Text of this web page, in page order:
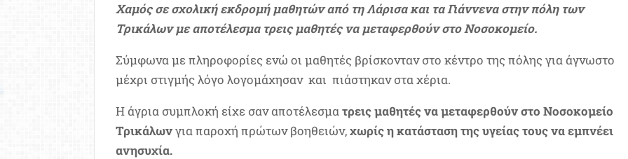
Χαμός σε σχολική εκδρομή μαθητών από τη Λάρισα και τα Γιάννενα στην πόλη των
Τρικάλων με αποτέλεσμα τρεις μαθητές να μεταφερθούν στο Νοσοκομείο.
Σύμφωνα με πληροφορίες ενώ οι μαθητές βρίσκονταν στο κέντρο της πόλης για άγνωστο
μέχρι στιγμής λόγο λογομάχησαν και πιάστηκαν στα χέρια.
Η άγρια συμπλοκή είχε σαν αποτέλεσματρεις μαθητές να μεταφερθούν στο Νοσοκομείο
Τρικάλωνγια παροχή πρώτων βοηθειών,χωρίς η κατάσταση της υγείας τους να εμπνέει
ανησυχία.